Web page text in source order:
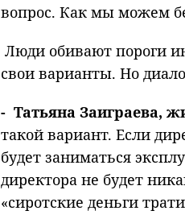
вопрос. Как мы можем
Люди обивают пороги
свои варианты. Но
- Татьяна Заиграева,
такой вариант. Если
будет заниматься
директора не будет
«сиротские деньги